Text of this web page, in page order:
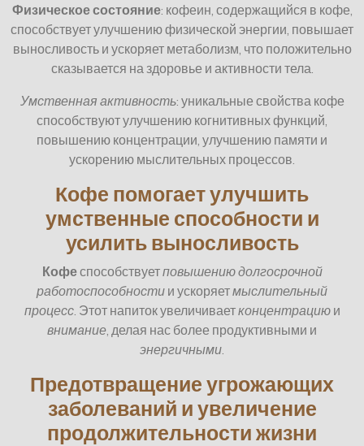
Физическое состояние: кофеин, содержащийся в кофе,
способствует улучшению физической энергии, повышает
выносливость и ускоряет метаболизм, что положительно
сказывается на здоровье и активности тела.
Умственная активность: уникальные свойства кофе
способствуют улучшению когнитивных функций,
повышению концентрации, улучшению памяти и
ускорению мыслительных процессов.
Кофе помогает улучшить
умственные способности и
усилить выносливость
Кофеспособствуетповышениюдолгосрочной
работоспособности и ускоряетмыслительный
процесс. Этот напиток увеличиваетконцентрациюи
внимание , делая нас более продуктивными и
энергичными
Предотвращение угрожающих
заболеваний и увеличение
продолжительности жизни